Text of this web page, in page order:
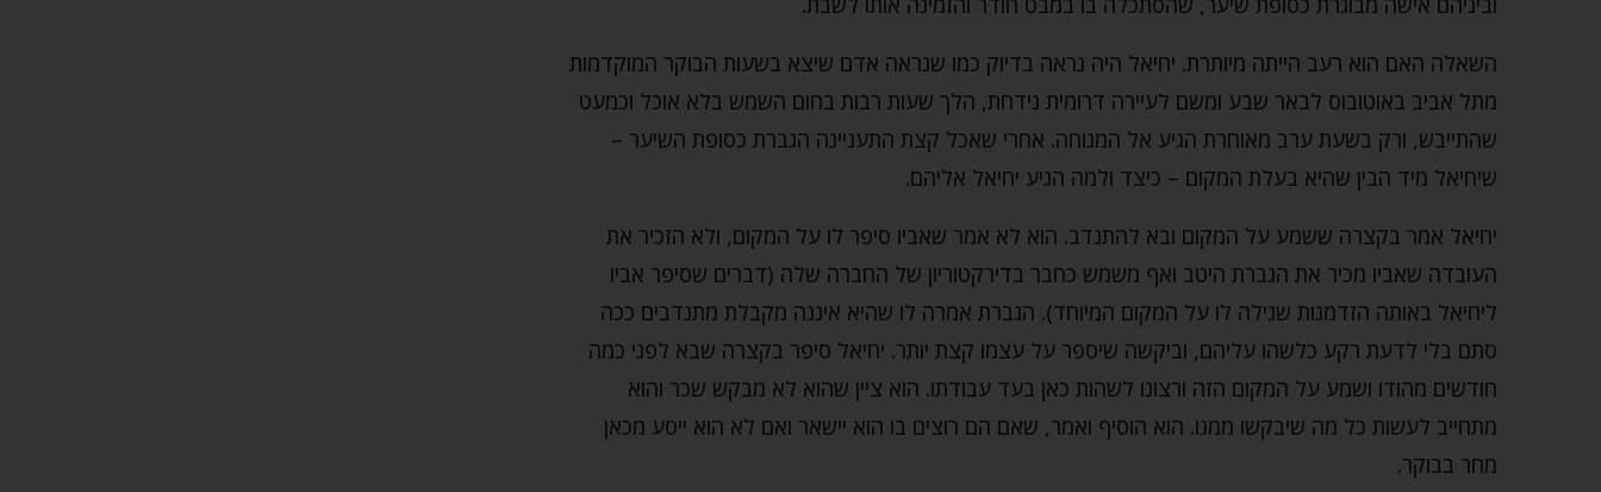
השאלה האם הוא רעב הייתה מיותרת. יחיאל היה נראה בדיוק כמו שנראה אדם שיצא בשעות הבוקר המוקדמות
מתל אביב באוטובוס לבאר שבע ומשם לעיירה דרומית נידחת, הלך שעות רבות בחום השמש בלא אוכל וכמעט
שהתייבש, ורק בשעת ערב מאוחרת הגיע אל המנוחה. אחרי שאכל קצת התעניינה הגברת כסופת השיער –
שיחיאל מיד הבין שהיא בעלת המקום – כיצד ולמה הגיע יחיאל אליהם.
יחיאל אמר בקצרה ששמע על המקום ובא להתנדב. הוא לא אמר שאביו סיפר לו על המקום, ולא הזכיר את
העובדה שאביו מכיר את הגברת היטב ואף משמש כחבר בדירקטוריון של החברה שלה (דברים שסיפר אביו
ליחיאל באותה הזדמנות שגילה לו על המקום המיוחד). הגברת אמרה לו שהיא איננה מקבלת מתנדבים ככה
סתם בלי לדעת רקע כלשהו עליהם, וביקשה שיספר על עצמו קצת יותר. יחיאל סיפר בקצרה שבא לפני כמה
חודשים מהודו ושמע על המקום הזה ורצונו לשהות כאן בעד עבודתו. הוא ציין שהוא לא מבקש שכר והוא
מתחייב לעשות כל מה שיבקשו ממנו. הוא הוסיף ואמר, שאם הם רוצים בו הוא יישאר ואם לא הוא ייסע מכאן
מחר בבוקר.